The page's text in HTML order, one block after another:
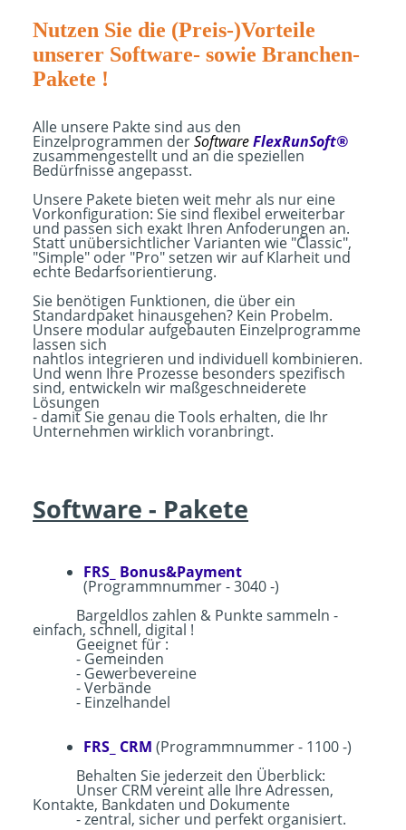
Nutzen Sie die (Preis-)Vorteile
unserer Software- sowie Branchen-
Pakete !
Alle unsere Pakte sind aus den
Einzelprogrammen derSoftwareFlexRunSoft®
zusammengestellt und an die speziellen
Bedürfnisse angepasst.
Unsere Pakete bieten weit mehr als nur eine
Vorkonfiguration: Sie sind flexibel erweiterbar
und passen sich exakt Ihren Anfoderungen an.
Statt unübersichtlicher Varianten wie "Classic",
"Simple" oder "Pro" setzen wir auf Klarheit und
echte Bedarfsorientierung.
Sie benötigen Funktionen, die über ein
Standardpaket hinausgehen? Kein Probelm.
Unsere modular aufgebauten Einzelprogramme
lassen sich
nahtlos integrieren und individuell kombinieren.
Und wenn Ihre Prozesse besonders spezifisch
sind, entwickeln wir maßgeschneiderete
Lösungen
- damit Sie genau die Tools erhalten, die Ihr
Unternehmen wirklich voranbringt.
Software - Pakete
FRS_ Bonus&Payment
(Programmnummer - 3040 -)
Bargeldlos zahlen & Punkte sammeln -
einfach, schnell, digital !
Geeignet für :
- Gemeinden
- Gewerbevereine
- Verbände
- Einzelhandel
FRS_ CRM (Programmnummer - 1100 -)
Behalten Sie jederzeit den Überblick:
Unser CRM vereint alle Ihre Adressen,
Kontakte, Bankdaten und Dokumente
- zentral, sicher und perfekt organisiert.